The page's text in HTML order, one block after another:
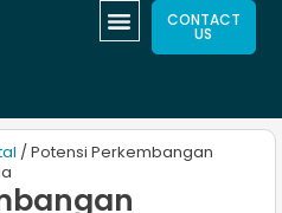
CONTACT
US
/ Potensi Perkembangan